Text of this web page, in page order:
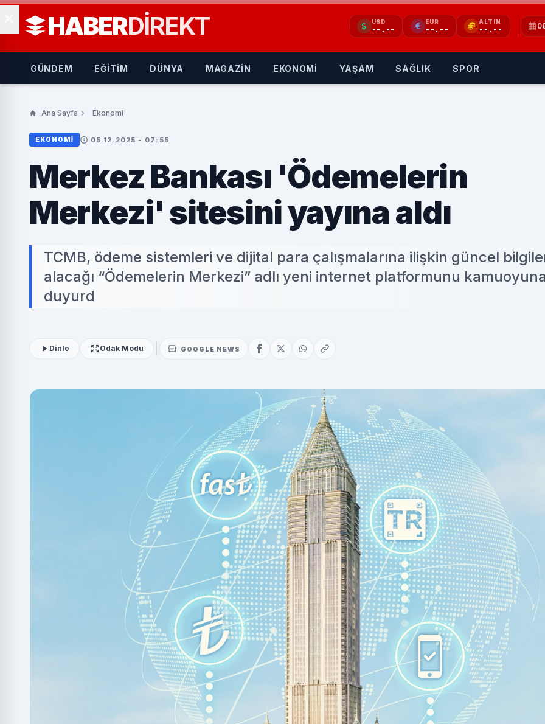
HABERDIREKT USD
--.--
EUR
--.--
ALTIN
--.--
GÜNDEM EĞİTİM DÜNYA MAGAZİN EKONOMİ YAŞAM SAĞLIK SPOR
Ana Sayfa Ekonomi
EKONOMI 05.12.2025 - 07:55
Merkez Bankası 'Ödemelerin
Merkezi' sitesini yayına aldı
TCMB, ödeme sistemleri ve dijital para çalışmalarına ilişkin güncel
alacağı “Ödemelerin Merkezi” adlı yeni internet platformunu
duyurd
Dinle Odak Modu GOOGLE NEWS